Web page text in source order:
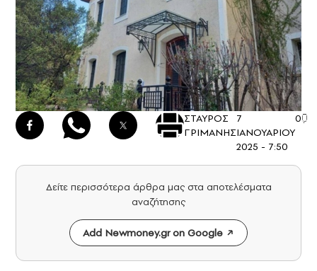
ΣΤΑΥΡΟΣ
ΓΡΙΜΑΝΗΣ
7
ΙΑΝΟΥΑΡΙΟΥ
2025 - 7:50
0
Δείτε περισσότερα άρθρα μας στα αποτελέσματα
αναζήτησης
Add Newmoney.gr on Google